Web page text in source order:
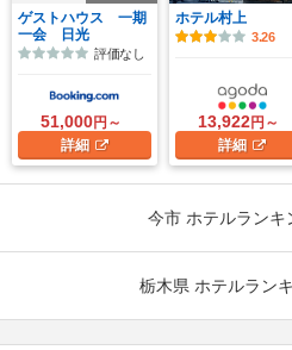
ゲストハウス 一期
一会 日光
評価なし
51,000円～
詳細
ホテル村上
3.26
13,922円～
詳細
今市 ホテルランキ
栃木県 ホテルラン